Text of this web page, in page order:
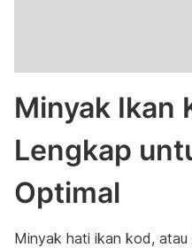
Minyak Ikan
Lengkap
Optimal
Minyak hati ikan kod, atau